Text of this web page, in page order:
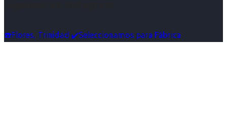
☎️Flores, Trinidad ✔️Seleccionamos para Fábrica